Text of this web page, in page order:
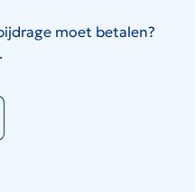
moet betalen?